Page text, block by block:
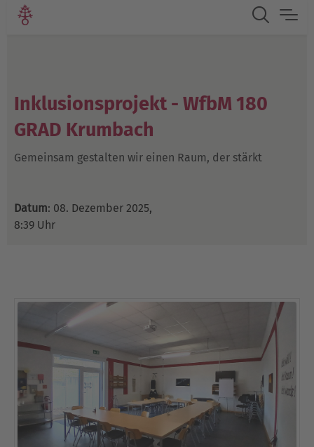
Inklusionsprojekt - WfbM 180
GRAD Krumbach
Gemeinsam gestalten wir einen Raum, der stärkt
Datum: 08. Dezember 2025,
8:39 Uhr